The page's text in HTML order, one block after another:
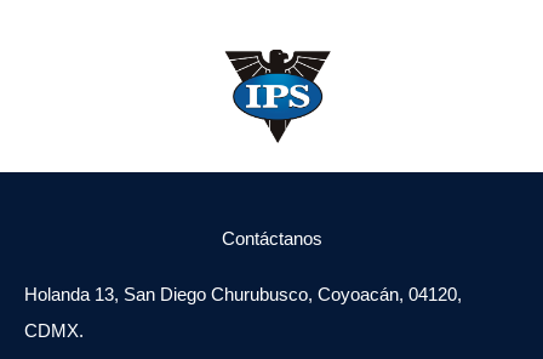
Contáctanos
Holanda 13, San Diego Churubusco, Coyoacán, 04120,
CDMX.